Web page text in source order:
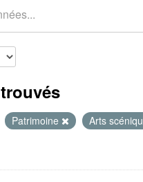
Patrimoine
Arts